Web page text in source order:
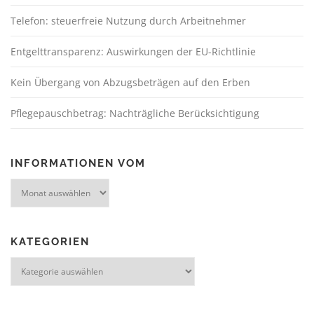
Telefon: steuerfreie Nutzung durch Arbeitnehmer
Entgelttransparenz: Auswirkungen der EU-Richtlinie
Kein Übergang von Abzugsbeträgen auf den Erben
Pflegepauschbetrag: Nachträgliche Berücksichtigung
INFORMATIONEN VOM
KATEGORIEN